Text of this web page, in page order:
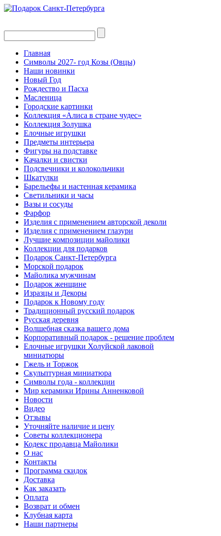
Главная
Символы 2027- год Козы (Овцы)
Наши новинки
Новый Год
Рождество и Пасха
Масленица
Городские картинки
Коллекция «Алиса в стране чудес»
Коллекция Золушка
Елочные игрушки
Предметы интерьера
Фигуры на подставке
Качалки и свистки
Подсвечники и колокольчики
Шкатулки
Барельефы и настенная керамика
Светильники и часы
Вазы и сосуды
Фарфор
Изделия с применением авторской деколи
Изделия с применением глазури
Лучшие композиции майолики
Коллекции для подарков
Подарок Санкт-Петербурга
Морской подарок
Майолика мужчинам
Подарок женщине
Изразцы и Декоры
Подарок к Новому году
Традиционный русский подарок
Русская деревня
Волшебная сказка вашего дома
Корпоративный подарок - решение проблем
Елочные игрушки Холуйской лаковой
миниатюры
Гжель и Торжок
Скульптурная миниатюра
Символы года - коллекции
Мир керамики Ирины Анненковой
Новости
Видео
Отзывы
Уточняйте наличие и цену
Советы коллекционера
Кодекс продавца Майолики
О нас
Контакты
Программа скидок
Доставка
Как заказать
Оплата
Возврат и обмен
Клубная карта
Наши партнеры